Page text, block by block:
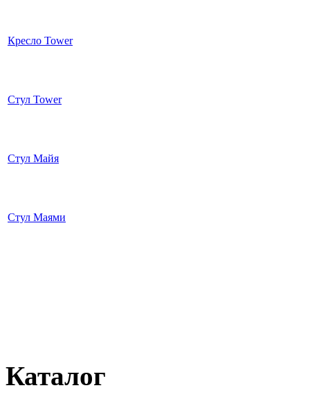
Кресло Tower
Стул Tower
Стул Майя
Стул Маями
Каталог